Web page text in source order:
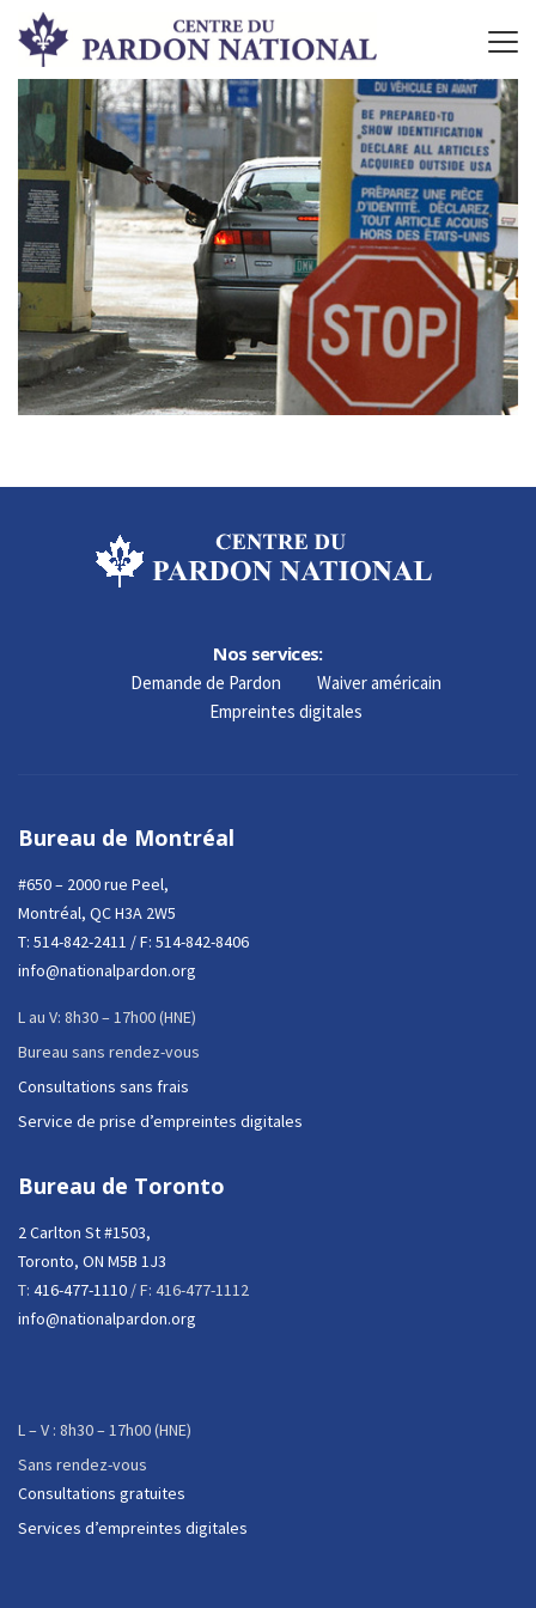
Nos services:
Demande de Pardon
Waiver américain
Empreintes digitales
Bureau de Montréal
#650 – 2000 rue Peel,
Montréal, QC H3A 2W5
T: 514-842-2411 / F: 514-842-8406
info@nationalpardon.org
L au V: 8h30 – 17h00 (HNE)
Bureau sans rendez-vous
Consultations sans frais
Service de prise d’empreintes digitales
Bureau de Toronto
2 Carlton St #1503,
Toronto, ON M5B 1J3
T: 416-477-1110 / F: 416-477-1112
info@nationalpardon.org
L – V : 8h30 – 17h00 (HNE)
Sans rendez-vous
Consultations gratuites
Services d’empreintes digitales